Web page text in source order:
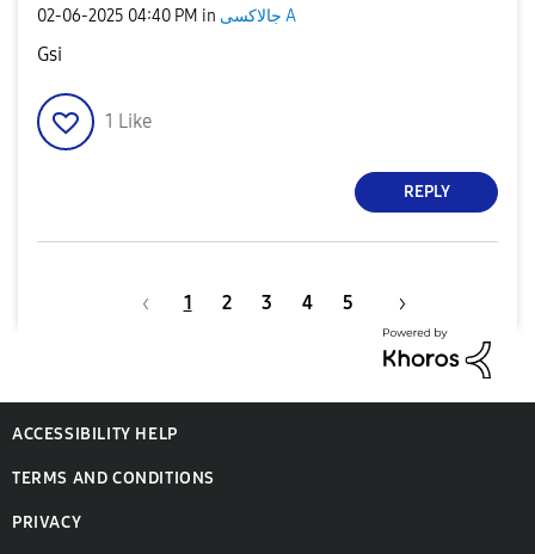
‎02-06-2025 04:40 PM in جالاكسى A
Gsi
1 Like
REPLY
1 2 3 4 5
ACCESSIBILITY HELP
TERMS AND CONDITIONS
PRIVACY